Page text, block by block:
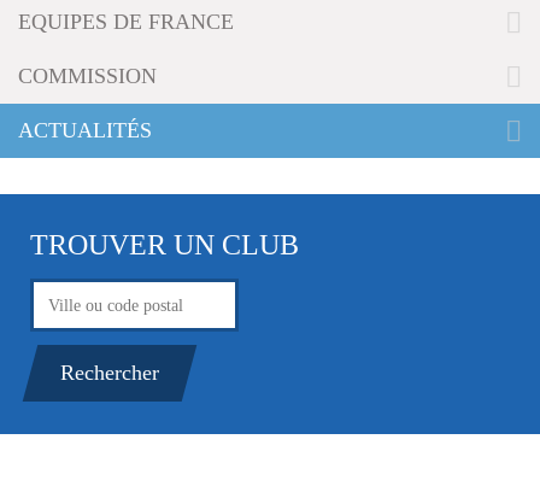
EQUIPES DE FRANCE
COMMISSION
ACTUALITÉS
TROUVER UN CLUB